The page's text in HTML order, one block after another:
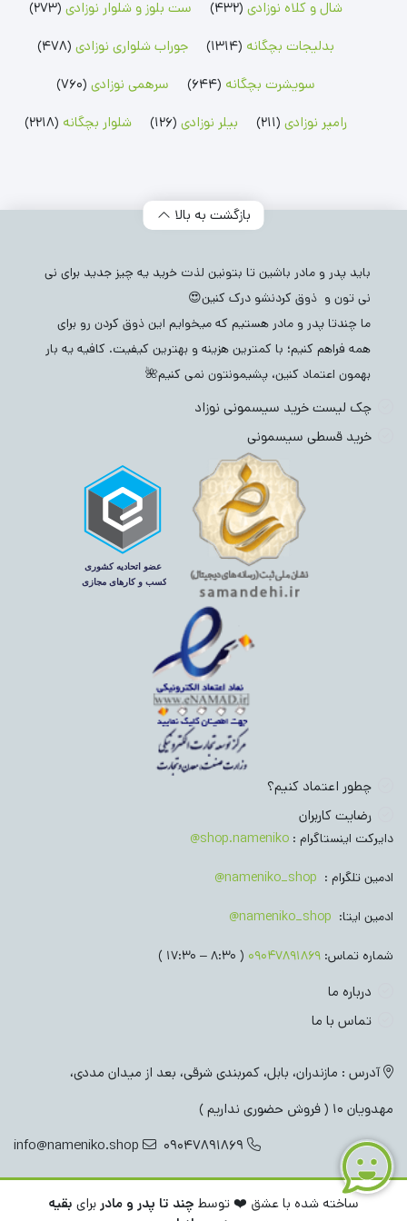
شال و کلاه نوزادی (432) ست بلوز و شلوار نوزادی (273)
بدلیجات بچگانه (1314) جوراب شلواری نوزادی (478)
سویشرت بچگانه (644) سرهمی نوزادی (760)
رامپر نوزادی (211) بیلر نوزادی (126) شلوار بچگانه (2218)
بازگشت به بالا
باید پدر و مادر باشین تا بتونین لذت خرید یه چیز جدید برای نی
نی تون و ذوق کردنشو درک کنین😍
ما چندتا پدر و مادر هستیم که میخوایم این ذوق کردن رو برای
همه فراهم کنیم؛ با کمترین هزینه و بهترین کیفیت. کافیه یه بار
بهمون اعتماد کنین، پشیمونتون نمی کنیم🌺
چک لیست خرید سیسمونی نوزاد
خرید قسطی سیسمونی
چطور اعتماد کنیم؟
رضایت کاربران
دایرکت اینستاگرام : shop.nameniko@
ادمین تلگرام : nameniko_shop@
ادمین ایتا: nameniko_shop@
شماره تماس: 09047891869
( 8:30 – 17:30 )
درباره ما
تماس با ما
آدرس : مازندران، بابل، کمربندی شرقی، بعد از میدان مددی،
مهدویان 10 ( فروش حضوری نداریم )
09047891869
info@nameniko.shop
ساخته شده با عشق ❤️ توسط چند تا پدر و مادر برای بقیه